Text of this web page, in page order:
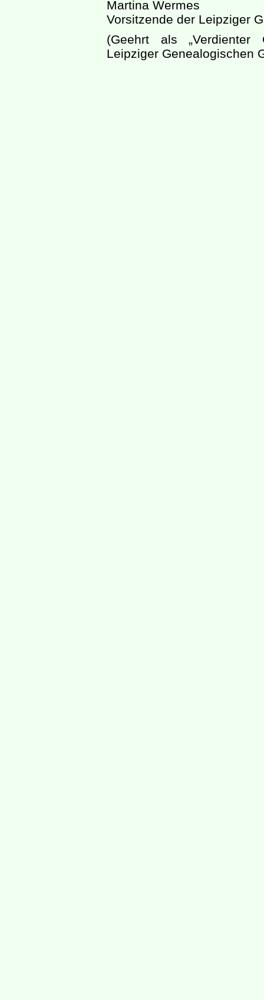
Martina Wermes
Vorsitzende der Leipziger
(Geehrt als „Verdienter
Leipziger Genealogischen